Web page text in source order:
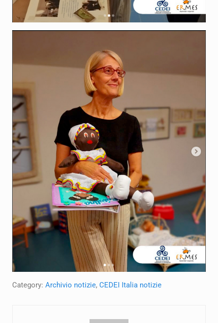
Category: Archivio notizie, CEDEI Italia notizie